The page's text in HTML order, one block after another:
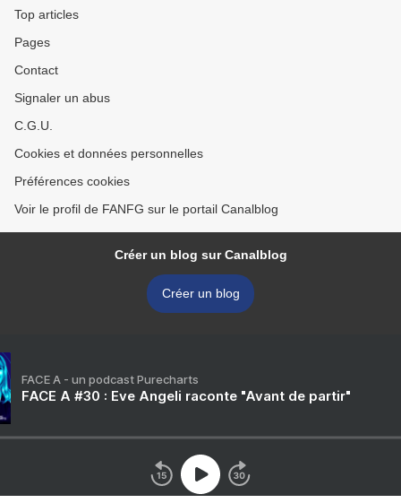
Top articles
Pages
Contact
Signaler un abus
C.G.U.
Cookies et données personnelles
Préférences cookies
Voir le profil de FANFG sur le portail Canalblog
Créer un blog sur Canalblog
Créer un blog
FACE A - un podcast Purecharts
FACE A #30 : Eve Angeli raconte "Avant de partir"